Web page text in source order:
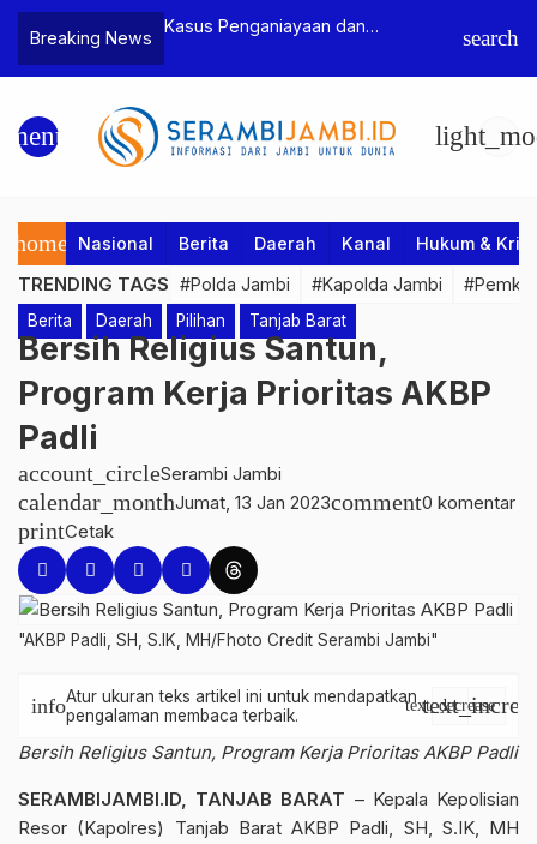
Breaking News
Ketua BPD, Polres
Dua Tersangka
Polres Tebo Ungkap Kasus
Dua Pelaku Pengeroyokan di Sumay
search
menu
home Nasional Berita Daerah Kanal Hukum &
TRENDING TAGS #Polda Jambi #Kapolda Jambi
Berita Daerah Pilihan Tanjab Barat
Bersih Religius Santun,
Program Kerja Prioritas AKBP
Padli
account_circleSerambi Jambi
calendar_monthJumat, 13 Jan 2023comment0 komentar
printCetak
"AKBP Padli, SH, S.IK, MH/Fhoto Credit Serambi Jambi"
infoAtur ukuran teks artikel ini untuk mendapatkan
pengalaman membaca terbaik.
text_decrease
Bersih Religius Santun, Program Kerja Prioritas AKBP Padli
SERAMBIJAMBI.ID, TANJAB BARAT – Kepala Kepolisian
Resor (Kapolres) Tanjab Barat AKBP Padli, SH, S.IK, MH